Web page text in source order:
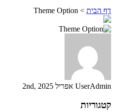
דף הבית >
Theme Option
UserAdmin אפריל 2nd, 2025
קטגוריות